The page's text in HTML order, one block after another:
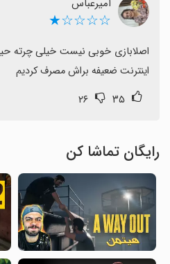
امیرعباس
☆☆☆☆★
اینترنت ضعیفه براش مصرف کردیم
۳۵ ۲۶
رایگان تماشا کن